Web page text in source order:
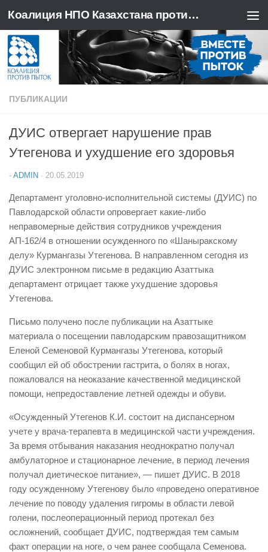
Перейти к содержимому Коалиция НПО Казахстана против пыток
ПУБЛИКАЦИИ
ДУИС отвергает нарушение прав
Утегенова и ухудшение его здоровья
- ADMIN · 20.05.2019
Департамент уголовно-исполнительной системы (ДУИС) по
Павлодарской области опровергает какие-либо
неправомерные действия сотрудников учреждения
АП-162/4 в отношении осужденного по «Шаныракскому
делу» Курмангазы Утегенова. В направленном сегодня из
ДУИС электронном письме в редакцию Азаттыка
департамент отрицает также ухудшение здоровья
Утегенова.
Письмо получено после публикации на Азаттыке
материала о посещении павлодарским правозащитником
Еленой Семеновой Курмангазы Утегенова, который
сообщил ей об обострении гастрита, о болях в ногах,
пожаловался на неоказание качественной медицинской
помощи, непредоставление летней одежды и обуви.
«Осужденный Утегенов К.И. состоит на диспансерном
учете у врача-терапевта в медицинской части учреждения.
За время отбывания наказания неоднократно получал
амбулаторное и стационарное лечение, в период лечения
получал диетическое питание», — пишет ДУИС. В 2018
году осужденному Утегенову было «проведено оперативное
лечение по поводу удаления гигромы в области левой
голени, послеоперационный период протекал без
осложнений, сообщает ДУИС, подтверждая тем самым
факт операции на ноге, о чем ранее сообщала Семенова.